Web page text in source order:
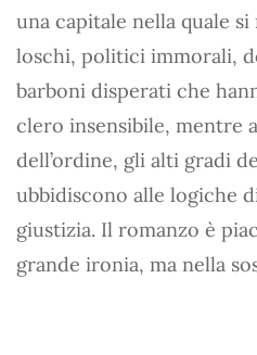
una capitale nella quale
loschi, politici immorali,
barboni disperati che
clero insensibile, mentre
dell’ordine, gli alti gradi
ubbidiscono alle logiche
giustizia. Il romanzo è
grande ironia, ma nella